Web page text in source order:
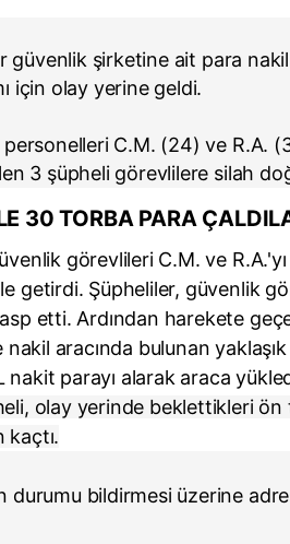
güvenlik şirketine ait para
için olay yerine geldi.
C.M. (24) ve R.A.
3 şüpheli görevlilere silah
30 TORBA PARA
görevlileri C.M. ve
getirdi. Şüpheliler, güvenlik
etti. Ardından harekete
nakil aracında bulunan
nakit parayı alarak araca
olay yerinde beklettikleri
kaçtı.
durumu bildirmesi üzerine